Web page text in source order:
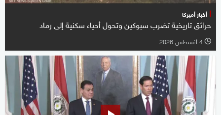
أخبار أميركا
حرائق تاريخية تضرب سبوكين وتحول أحياء سكنية إلى رماد
l 4 أغسطس 2026